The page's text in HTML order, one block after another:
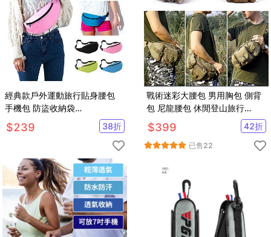
經典款戶外運動旅行貼身腰包
手機包 防盜收納袋
【AE16163】
$239 38折
戰術迷彩大腰包 男用胸包 側背
包 尼龍腰包 休閒登山旅行
【AE16172】
$399 42折
已售22